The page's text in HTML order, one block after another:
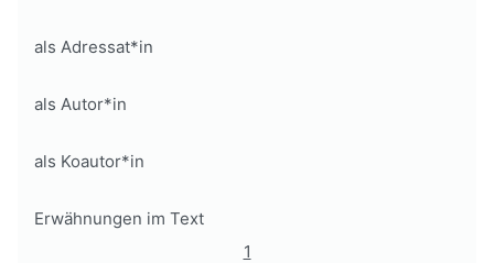
als Adressat*in
als Autor*in
als Koautor*in
Erwähnungen im Text
1